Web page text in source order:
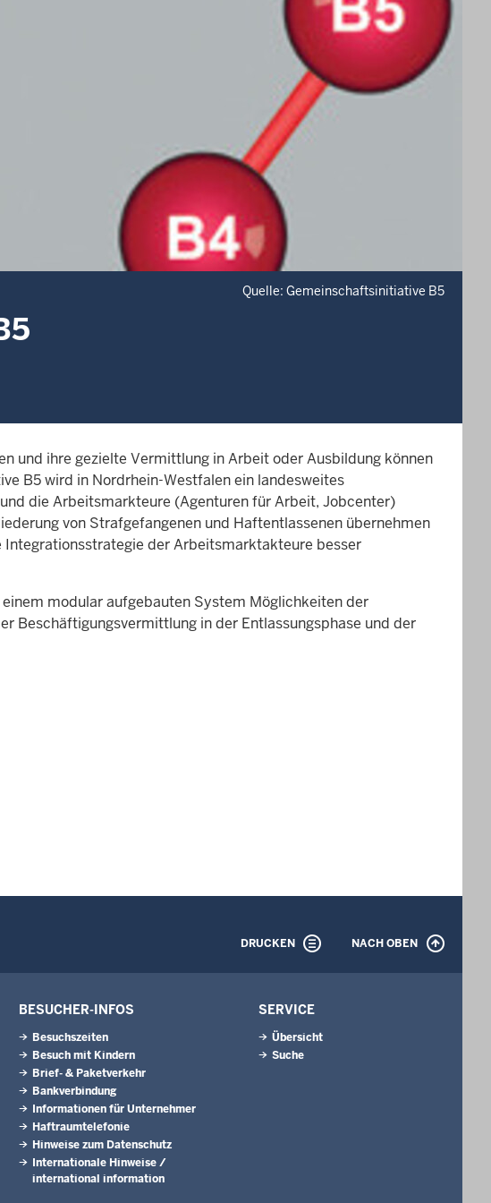
Quelle: Gemeinschaftsinitiative B5
und ihre gezielte Vermittlung in Arbeit oder Ausbildung können
B5 wird in Nordrhein-Westfalen ein landesweites
die Arbeitsmarkteure (Agenturen für Arbeit, Jobcenter)
von Strafgefangenen und Haftentlassenen übernehmen
Integrationsstrategie der Arbeitsmarktakteure besser
modular aufgebauten System Möglichkeiten der
Beschäftigungsvermittlung in der Entlassungsphase und der
DRUCKEN NACH OBEN
BESUCHER-INFOS
Besuchszeiten
Besuch mit Kindern
Brief- & Paketverkehr
Bankverbindung
Informationen für Unternehmer
Haftraumtelefonie
Hinweise zum Datenschutz
Internationale Hinweise /
international information
SERVICE
Übersicht
Suche